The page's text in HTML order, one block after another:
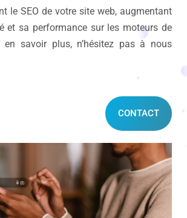
le SEO de votre site web, augmentant
et sa performance sur les moteurs de
en savoir plus, n’hésitez pas à nous
CONTACT